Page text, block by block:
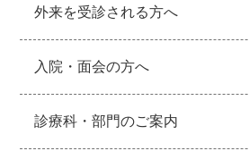
外来を受診される方へ
入院・面会の方へ
診療科・部門のご案内